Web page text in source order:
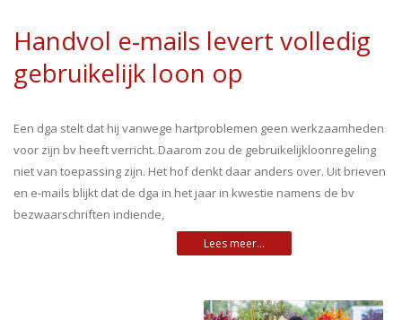
Handvol e-mails levert volledig
gebruikelijk loon op
Een dga stelt dat hij vanwege hartproblemen geen werkzaamheden
voor zijn bv heeft verricht. Daarom zou de gebruikelijkloonregeling
niet van toepassing zijn. Het hof denkt daar anders over. Uit brieven
en e-mails blijkt dat de dga in het jaar in kwestie namens de bv
bezwaarschriften indiende,